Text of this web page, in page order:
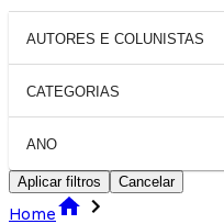
AUTORES E COLUNISTAS
CATEGORIAS
ANO
Aplicar filtros Cancelar
Home